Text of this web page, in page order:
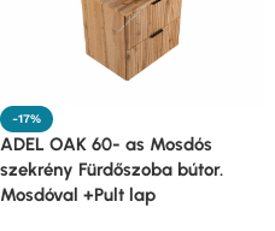
-17%
ADEL OAK 60- as Mosdós
szekrény Fürdőszoba bútor.
Mosdóval +Pult lap